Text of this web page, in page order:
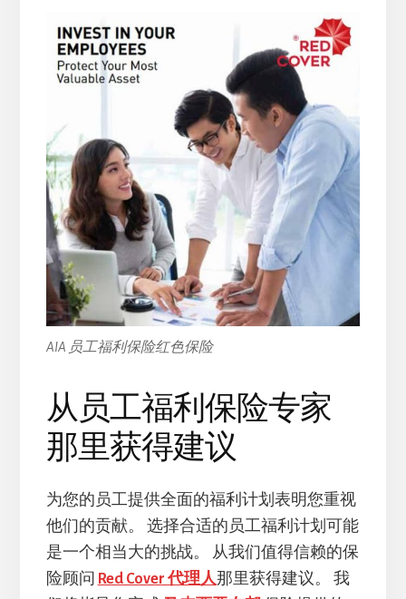
AIA 员工福利保险红色保险
从员工福利保险专家
那里获得建议
为您的员工提供全面的福利计划表明您重视
他们的贡献。 选择合适的员工福利计划可能
是一个相当大的挑战。 从我们值得信赖的保
险顾问
Red Cover 代理人那里获得建议。 我